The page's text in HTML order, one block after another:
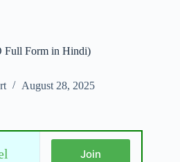
Full Form in Hindi)
August 28, 2025
Join